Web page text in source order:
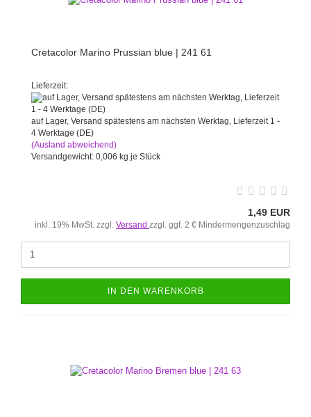
Cretacolor Marino Prussian blue | 241 61
Lieferzeit:
auf Lager, Versand spätestens am nächsten Werktag, Lieferzeit 1 -
4 Werktage (DE)
(Ausland abweichend)
Versandgewicht: 0,006 kg je Stück
1,49 EUR
inkl. 19% MwSt. zzgl. Versand zzgl. ggf. 2 € Mindermengenzuschlag
IN DEN WARENKORB